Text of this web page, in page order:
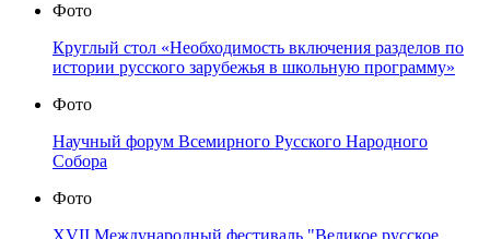
Фото
Круглый стол «Необходимость включения разделов по
истории русского зарубежья в школьную программу»
Фото
Научный форум Всемирного Русского Народного
Собора
Фото